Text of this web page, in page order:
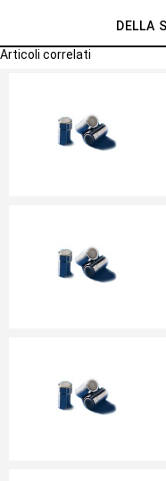
DELLA
Articoli correlati